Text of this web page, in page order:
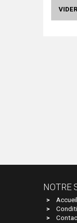
VIDER
NOTRE
Accueil